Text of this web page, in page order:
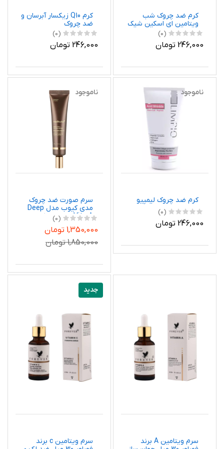
کرم ضد چروک شب
ویتامین ای اسکین شیک
(0)
246,000 تومان
کرم Q10 زیکسار آبرسان و
ضد چروک
(0)
246,000 تومان
ناموجود
کرم ضد چروک لیمپیو
(0)
246,000 تومان
ناموجود
سرم صورت ضد چروک
مدی کیوب مدل Deep
Vita A اورجینال کره
جنوبی حجم 30 میل
(0)
1,350,000 تومان
1,850,000 تومان
سرم ویتامین A برند
جدید
سرم ویتامین c برند